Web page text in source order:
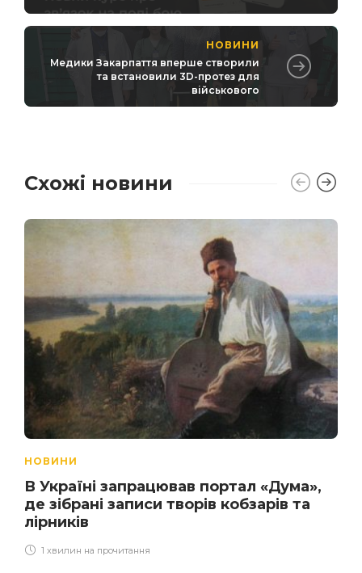
НОВИНИ
Медики Закарпаття вперше створили
та встановили 3D-протез для
військового
Схожі новини
НОВИНИ
В Україні запрацював портал «Дума»,
де зібрані записи творів кобзарів та
лірників
1 хвилин на прочитання